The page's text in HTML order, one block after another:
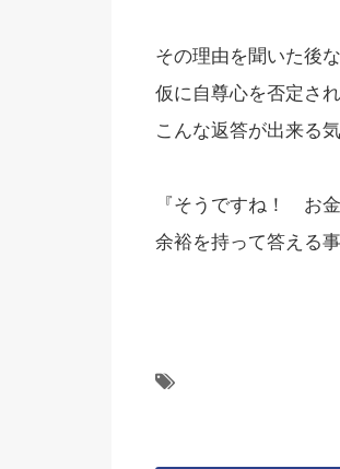
その理由を聞いた後な
仮に自尊心を否定さ
こんな返答が出来る
『そうですね！ お
余裕を持って答える